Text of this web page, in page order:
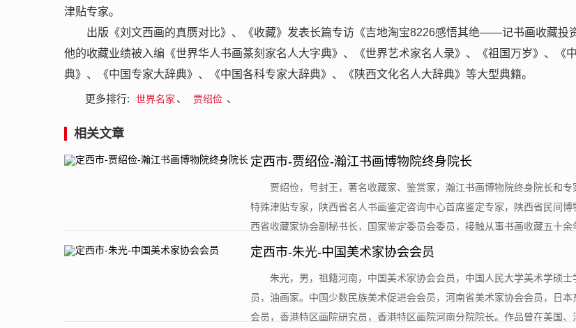
津贴专家。
出版《刘文西画的真赝对比》、《收藏》发表长篇专访《吉地淘宝8226感悟其绝——记书画收藏投
他的收藏业绩被入编《世界华人书画篆刻家名人大字典》、《世界艺术家名人录》、《祖国万岁》、《
典》、《中国专家大辞典》、《中国各科专家大辞典》、《陕西文化名人大辞典》等大型典籍。
更多排行: 世界名家 、 贾绍俭 、
相关文章
定西市-贾绍俭-瀚江书画博物院终身院长
贾绍俭，号封王，著名收藏家、鉴赏家，瀚江书画博物院终身院长和
特殊津贴专家，陕西省名人书画鉴定咨询中心首席鉴定专家，陕西省民间
西省收藏家协会副秘书长，国家鉴定委员会委员，接触从事书画收藏五十余
定西市-朱光-中国美术家协会会员
朱光，男，祖籍河南，中国美术家协会会员，中国人民大学美术学硕士
员，油画家。中国少数民族美术促进会会员，河南省美术家协会会员，日
会员，香港特区画院研究员，香港特区画院河南分院院长。作品曾在美国、